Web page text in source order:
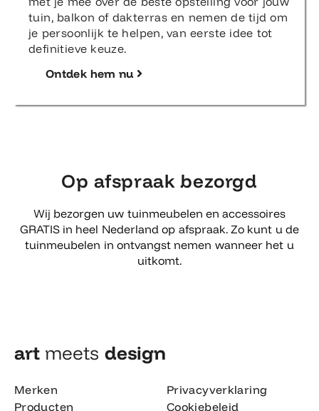
tuin, balkon of dakterras en nemen de tijd om
je persoonlijk te helpen, van eerste idee tot
definitieve keuze.
Ontdek hem nu
Op afspraak bezorgd
Wij bezorgen uw tuinmeubelen en accessoires
GRATIS in heel Nederland op afspraak. Zo kunt u de
tuinmeubelen in ontvangst nemen wanneer het u
uitkomt.
art meets design​
Merken
Producten
Privacyverklaring
Cookiebeleid